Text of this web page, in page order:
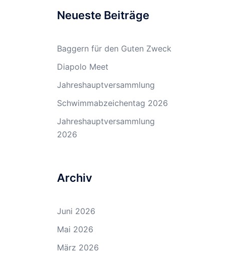
Neueste Beiträge
Baggern für den Guten Zweck
Diapolo Meet
Jahreshauptversammlung
Schwimmabzeichentag 2026
Jahreshauptversammlung
2026
Archiv
Juni 2026
Mai 2026
März 2026